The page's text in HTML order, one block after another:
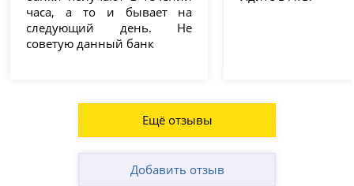
часа, а то и бывает на
следующий день. Не
советую данный банк
Ещё отзывы
Добавить отзыв